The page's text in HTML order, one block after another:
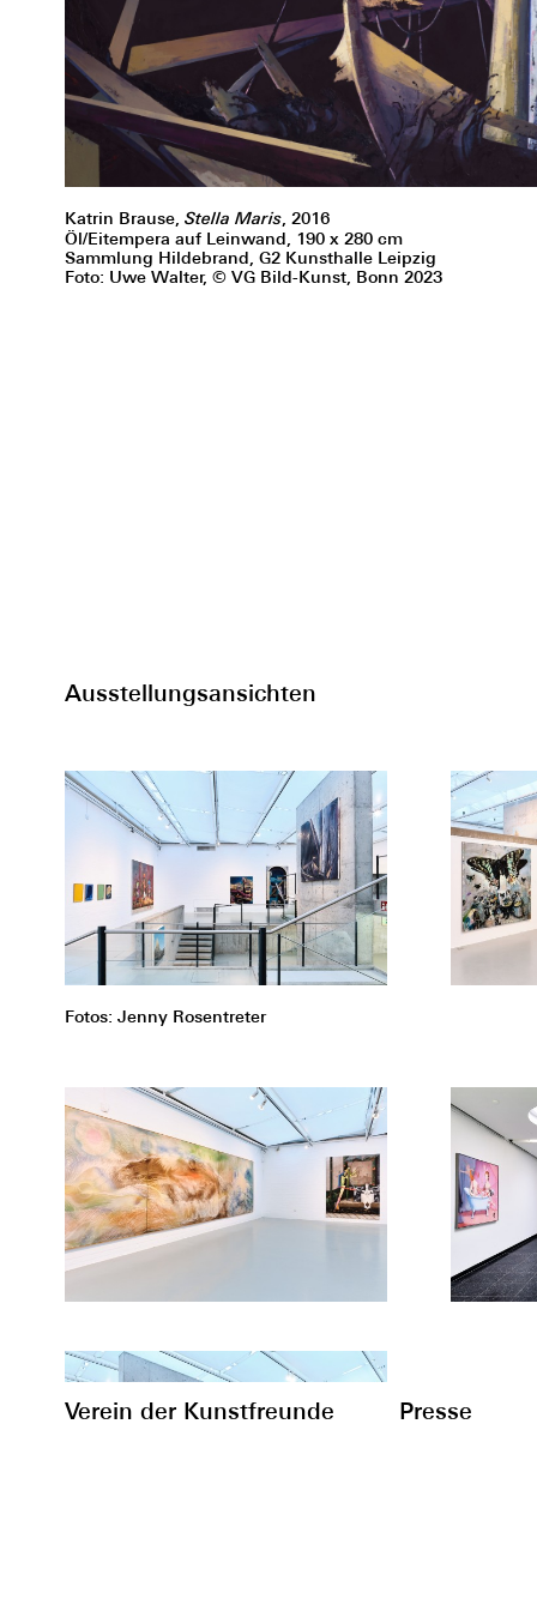
Katrin Brause, Stella Maris, 2016
Öl/Eitempera auf Leinwand, 190 x 280 cm
Sammlung Hildebrand, G2 Kunsthalle Leipzig
Foto: Uwe Walter, © VG Bild-Kunst, Bonn 2023
Ausstellungsansichten
Fotos: Jenny Rosentreter
Verein der Kunstfreunde Presse